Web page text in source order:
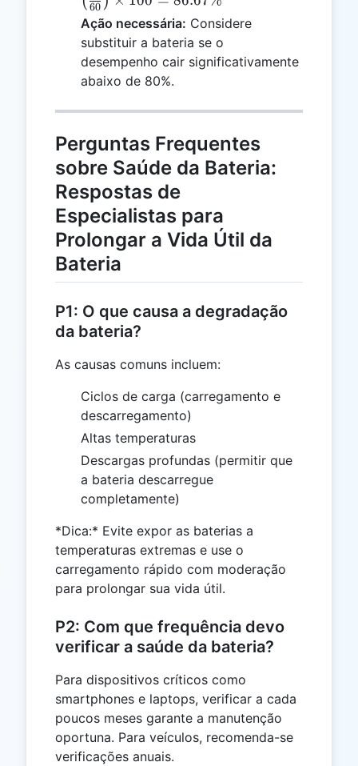
60
Ação necessária: Considere
substituir a bateria se o
desempenho cair significativamente
abaixo de 80%.
Perguntas Frequentes
sobre Saúde da Bateria:
Respostas de
Especialistas para
Prolongar a Vida Útil da
Bateria
P1: O que causa a degradação
da bateria?
As causas comuns incluem:
Ciclos de carga (carregamento e
descarregamento)
Altas temperaturas
Descargas profundas (permitir que
a bateria descarregue
completamente)
*Dica:* Evite expor as baterias a
temperaturas extremas e use o
carregamento rápido com moderação
para prolongar sua vida útil.
P2: Com que frequência devo
verificar a saúde da bateria?
Para dispositivos críticos como
smartphones e laptops, verificar a cada
poucos meses garante a manutenção
oportuna. Para veículos, recomenda-se
verificações anuais.